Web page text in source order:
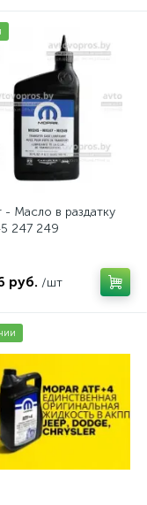
- Масло в раздатку
247 249
руб. /шт